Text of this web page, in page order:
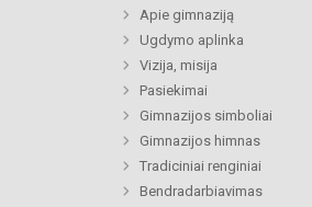
Apie gimnaziją
Ugdymo aplinka
Vizija, misija
Pasiekimai
Gimnazijos simboliai
Gimnazijos himnas
Tradiciniai renginiai
Bendradarbiavimas